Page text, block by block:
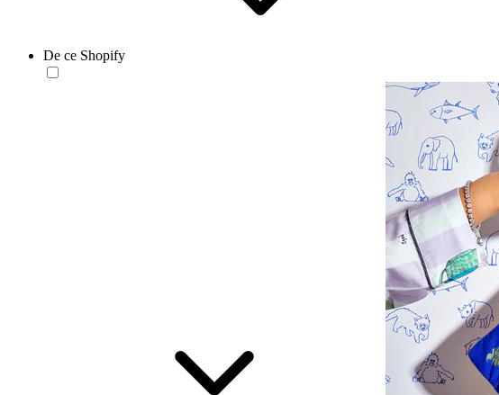
De ce Shopify